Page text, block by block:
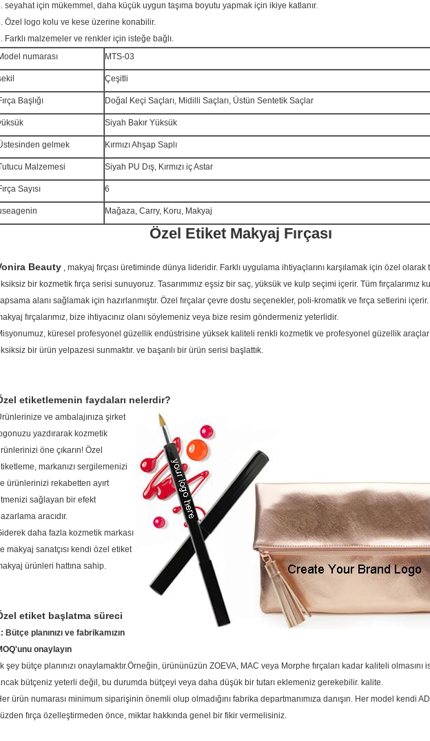
seyahat için mükemmel, daha küçük uygun taşıma boyutu yapmak için ikiye katlanır.
Özel logo kolu ve kese üzerine konabilir.
Farklı malzemeler ve renkler için isteğe bağlı.
numarası
MTS-03
Çeşitli
Başlığı Doğal Keçi Saçları, Midilli Saçları, Üstün Sentetik Saçlar
Siyah Bakır Yüksük
gelmek Kırmızı Ahşap Saplı
Malzemesi Siyah PU Dış, Kırmızı iç Astar
Sayısı 6
Mağaza, Carry, Koru, Makyaj
Özel Etiket Makyaj Fırçası
Beauty , makyaj fırçası üretiminde dünya lideridir. Farklı uygulama ihtiyaçlarını karşılamak için özel olarak
bir kozmetik fırça serisi sunuyoruz. Tasarımımız eşsiz bir saç, yüksük ve kulp seçimi içerir. Tüm fırçalarımız
alanı sağlamak için hazırlanmıştır. Özel fırçalar çevre dostu seçenekler, poli-kromatik ve fırça setlerini
fırçalarımız, bize ihtiyacınız olanı söylemeniz veya bize resim göndermeniz yeterlidir.
küresel profesyonel güzellik endüstrisine yüksek kaliteli renkli kozmetik ve profesyonel güzellik
bir ürün yelpazesi sunmaktır. ve başarılı bir ürün serisi başlattık.
etiketlemenin faydaları nelerdir?
ve ambalajınıza şirket
yazdırarak kozmetik
öne çıkarın! Özel
markanızı sergilemenizi
ürünlerinizi rekabetten ayırt
sağlayan bir efekt
aracıdır.
daha fazla kozmetik markası
makyaj sanatçısı kendi özel etiket
ürünleri hattına sahip.
etiket başlatma süreci
Bütçe planınızı ve fabrikamızın
onaylayın
İlk şey bütçe planınızı onaylamaktır.Örneğin, ürününüzün ZOEVA, MAC veya Morphe fırçaları kadar kaliteli olmasını
bütçeniz yeterli değil, bu durumda bütçeyi veya daha düşük bir tutarı eklemeniz gerekebilir. kalite.
ürün numarası minimum siparişinin önemli olup olmadığını fabrika departmanımıza danışın. Her model kendi
fırça özelleştirmeden önce, miktar hakkında genel bir fikir vermelisiniz.